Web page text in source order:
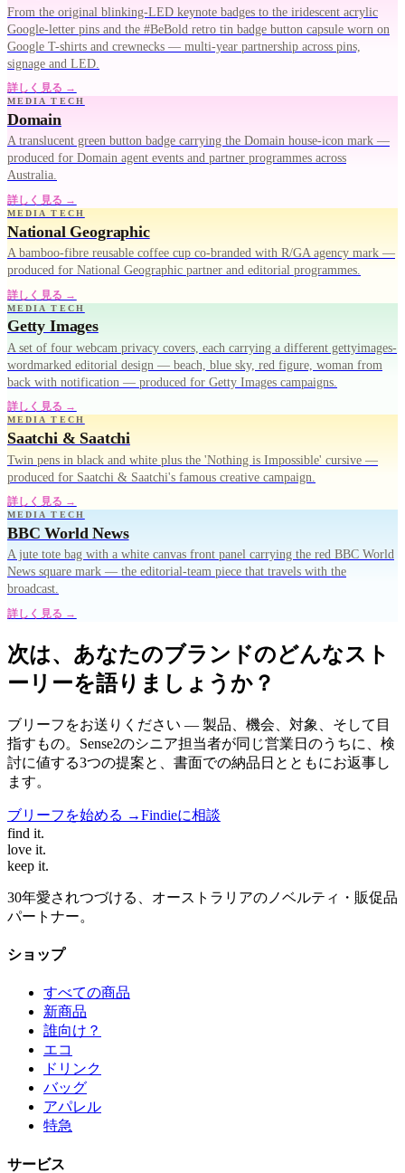
From the original blinking-LED keynote badges to the iridescent acrylic
Google-letter pins and the #BeBold retro tin badge button capsule worn on
Google T-shirts and crewnecks — multi-year partnership across pins,
signage and LED.
詳しく見る →
MEDIA TECH
Domain
A translucent green button badge carrying the Domain house-icon mark —
produced for Domain agent events and partner programmes across
Australia.
詳しく見る →
MEDIA TECH
National Geographic
A bamboo-fibre reusable coffee cup co-branded with R/GA agency mark —
produced for National Geographic partner and editorial programmes.
詳しく見る →
MEDIA TECH
Getty Images
A set of four webcam privacy covers, each carrying a different gettyimages-
wordmarked editorial design — beach, blue sky, red figure, woman from
back with notification — produced for Getty Images campaigns.
詳しく見る →
MEDIA TECH
Saatchi & Saatchi
Twin pens in black and white plus the 'Nothing is Impossible' cursive —
produced for Saatchi & Saatchi's famous creative campaign.
詳しく見る →
MEDIA TECH
BBC World News
A jute tote bag with a white canvas front panel carrying the red BBC World
News square mark — the editorial-team piece that travels with the
broadcast.
詳しく見る →
次は、あなたのブランドのどんなスト
ーリーを語りましょうか？
ブリーフをお送りください — 製品、機会、対象、そして目
指すもの。Sense2のシニア担当者が同じ営業日のうちに、検
討に値する3つの提案と、書面での納品日とともにお返事し
ます。
ブリーフを始める →Findieに相談
find it.
love it.
keep it.
30年愛されつづける、オーストラリアのノベルティ・販促品
パートナー。
ショップ
すべての商品
新商品
誰向け？
エコ
ドリンク
バッグ
アパレル
特急
サービス